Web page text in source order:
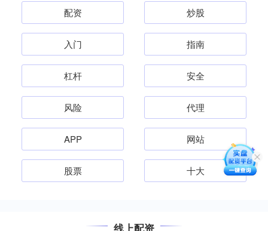
配资 炒股
入门 指南
杠杆 安全
风险 代理
APP 网站
股票 十大
线上配资